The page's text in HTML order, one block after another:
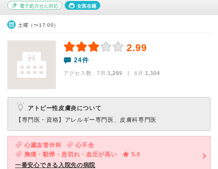
電子処方せん対応 女医在籍
土曜（〜17:00）
2.99
24件
アクセス数 7月:1,295 | 6月:1,104
アトピー性皮膚炎について
【専門医・資格】 アレルギー専門医、皮膚科専門医
心臓血管外科
心不全
胸痛・動悸・息切れ・血圧が高い
5.0
一番安心できる入院先の病院